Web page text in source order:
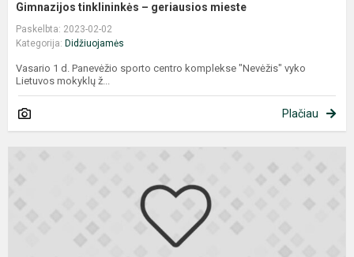
Gimnazijos tinklininkės – geriausios mieste
Paskelbta: 2023-02-02
Kategorija: Didžiuojamės
Vasario 1 d. Panevėžio sporto centro komplekse "Nevėžis" vyko
Lietuvos mokyklų ž...
Plačiau